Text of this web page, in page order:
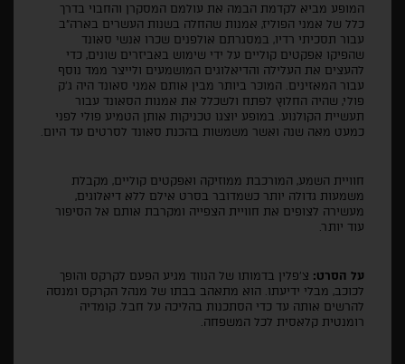
המופע מביא לקדמת הבמה את עולמם המסקרן והחבוי בדרך
כלל של אמני הפוליז, אמנות שהחלה בשנות העשרים בארה״ב
עבור תסכיתי רדיו, במסגרתם אולפנים שכרו אנשי סאונד
שהפיקו אפקטים קוליים על ידי שימוש באביזרים שונים, כדי
להעצים את העלילה והדיאלוגים המושמעים ולייצר ממד נוסף
עבור המאזינים. המוכּר ביותר מבין אותם אמני סאונד היה ג׳ק
פולי, שהיה החלוץ לפתח ולשכלל את אמנות הסאונד עבור
תעשיית הקולנוע. במופע יוצגו טכניקות אותן הטמיע פולי לפני
כמעט מאה שנה ואשר משמשות בהכנת סאונד לסרטים עד היום.
חוויית השמע, המורכבת ממוזיקה ואפקטים קוליים, מקבלת
משמעות גדולה יותר כשמדובר בסרט אילם ללא דיאלוגים,
מעשירה לצופים את חוויית הצפייה ומקרבת אותם אל הסיפור
עוד יותר.
על הסרט: צ׳פלין בדמותו של הנווד מגיע הפעם לקרקס והופך
לכוכב, מבלי ידיעתו. הוא מתאהב בבתו של מנהל הקרקס ומנסה
להרשים אותה עד כדי הסתכנות בהליכה על חבל. קומדיה
רומנטית קלאסית לכל המשפחה.